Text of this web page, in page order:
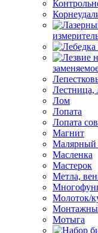
Лестница,
Лом
Лопата
Лопата
Магнит
Малярный
Масленка
Мастерок
Метла,
Молоток/
Мотыга